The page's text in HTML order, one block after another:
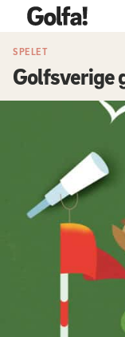
SPELET
Golfsverige